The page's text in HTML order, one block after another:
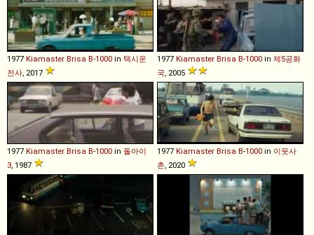
1977 Kiamaster Brisa B-1000 in 택시운
전사 , 2017
1977 Kiamaster Brisa B-1000 in 제5공화
국 , 2005
1977 Kiamaster Brisa B-1000 in 돌아이
3, 1987
1977 Kiamaster Brisa B-1000 in 이웃사
촌, 2020